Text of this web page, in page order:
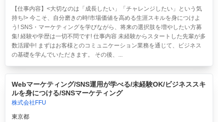
【仕事内容】<大切なのは「成長したい」「チャレンジしたい」という気
持ち!> 今こそ、自分磨きの時!市場価値を高める生涯スキルを身につけよ
う! SNS・マーケティングを学びながら、将来の選択肢を増やしたい方募
集! 経験や学歴は一切不問です! 仕事内容 未経験からスタートした先輩が多
数活躍中! まずはお客様とのコミュニケーション業務を通じて、ビジネス
の基礎を学んでいただきます。 その後、...
Webマーケティング/SNS運用が学べる/未経験OK/ビジネススキ
ルを身につける/SNSマーケティング
株式会社FFU
東京都